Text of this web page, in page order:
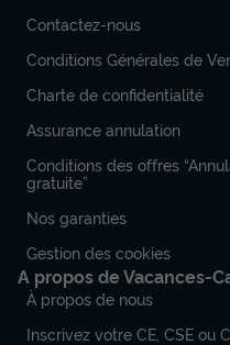
Contactez-nous
Conditions Générales de
Charte de confidentialité
Assurance annulation
Conditions des offres
gratuite”
Nos garanties
Gestion des cookies
A propos de Vacances-
À propos de nous
Inscrivez votre CE, CSE ou